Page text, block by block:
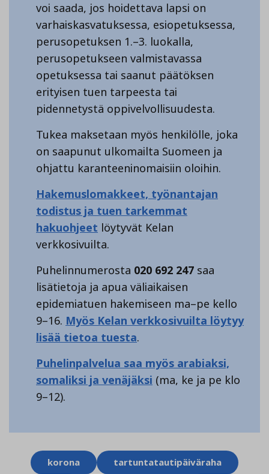
voi saada, jos hoidettava lapsi on
varhaiskasvatuksessa, esiopetuksessa,
perusopetuksen 1.–3. luokalla,
perusopetukseen valmistavassa
opetuksessa tai saanut päätöksen
erityisen tuen tarpeesta tai
pidennetystä oppivelvollisuudesta.
Tukea maksetaan myös henkilölle, joka
on saapunut ulkomailta Suomeen ja
ohjattu karanteeninomaisiin oloihin.
Hakemuslomakkeet, työnantajan
todistus ja tuen tarkemmat
hakuohjeet löytyvät Kelan
verkkosivuilta.
Puhelinnumerosta 020 692 247 saa
lisätietoja ja apua väliaikaisen
epidemiatuen hakemiseen ma–pe kello
9–16. Myös Kelan verkkosivuilta löytyy
lisää tietoa tuesta.
Puhelinpalvelua saa myös arabiaksi,
somaliksi ja venäjäksi (ma, ke ja pe klo
9–12).
Aihesanat
korona
tartuntatautipäiväraha